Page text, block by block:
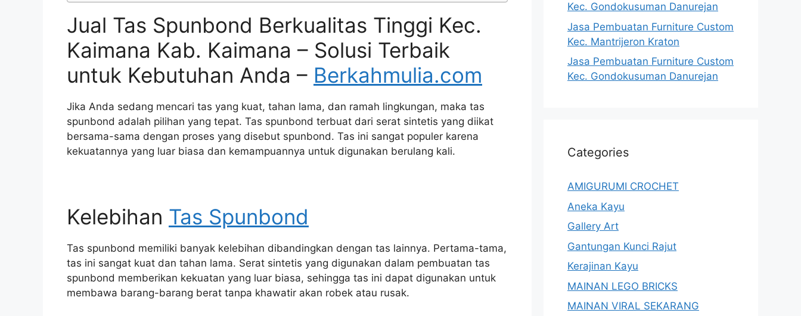
Jual Tas Spunbond Berkualitas Tinggi Kec.
Kaimana Kab. Kaimana – Solusi Terbaik
untuk Kebutuhan Anda – Berkahmulia.com
Jika Anda sedang mencari tas yang kuat, tahan lama, dan ramah lingkungan, maka tas
spunbond adalah pilihan yang tepat. Tas spunbond terbuat dari serat sintetis yang diikat
bersama-sama dengan proses yang disebut spunbond. Tas ini sangat populer karena
kekuatannya yang luar biasa dan kemampuannya untuk digunakan berulang kali.
Kelebihan Tas Spunbond
Tas spunbond memiliki banyak kelebihan dibandingkan dengan tas lainnya. Pertama-tama,
tas ini sangat kuat dan tahan lama. Serat sintetis yang digunakan dalam pembuatan tas
spunbond memberikan kekuatan yang luar biasa, sehingga tas ini dapat digunakan untuk
membawa barang-barang berat tanpa khawatir akan robek atau rusak.
Kec. Gondokusuman Danurejan
Jasa Pembuatan Furniture Custom
Kec. Mantrijeron Kraton
Jasa Pembuatan Furniture Custom
Kec. Gondokusuman Danurejan
Categories
AMIGURUMI CROCHET
Aneka Kayu
Gallery Art
Gantungan Kunci Rajut
Kerajinan Kayu
MAINAN LEGO BRICKS
MAINAN VIRAL SEKARANG